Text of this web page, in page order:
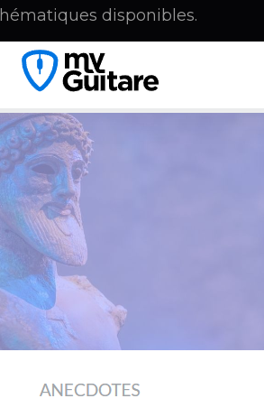
disponibles.